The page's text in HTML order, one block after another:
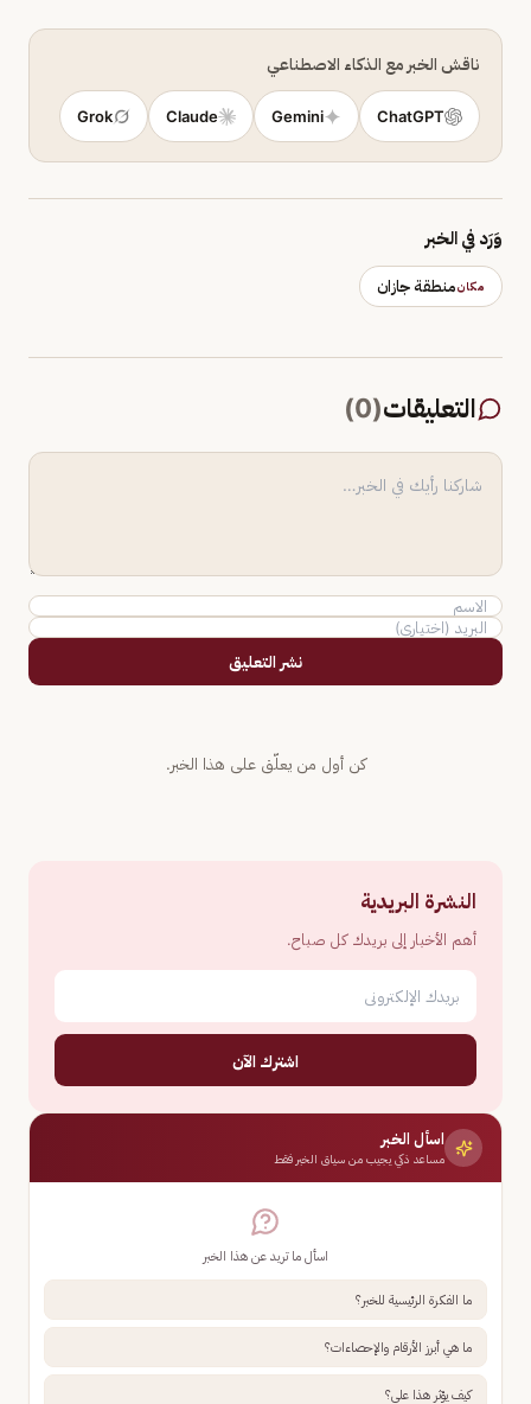
ناقش الخبر مع الذكاء الاصطناعي
ChatGPT
Gemini
Claude
Grok
وَرَد في الخبر
مكانمنطقة جازان
التعليقات(
0
)
نشر التعليق
كن أول من يعلّق على هذا الخبر.
النشرة البريدية
أهم الأخبار إلى بريدك كل صباح.
اشترك الآن
اسأل الخبر
مساعد ذكي يجيب من سياق الخبر فقط
اسأل ما تريد عن هذا الخبر
ما الفكرة الرئيسية للخبر؟
ما هي أبرز الأرقام والإحصاءات؟
كيف يؤثر هذا علي؟